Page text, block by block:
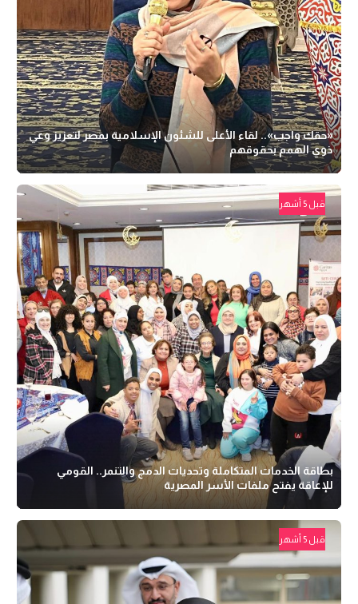
«حقك واجب».. لقاء الأعلى للشئون الإسلامية بمصر لتعزيز وعي
ذوي الهمم بحقوقهم
قبل 5 أشهر
بطاقة الخدمات المتكاملة وتحديات الدمج والتنمر.. القومي
للإعاقة يفتح ملفات الأسر المصرية
قبل 5 أشهر